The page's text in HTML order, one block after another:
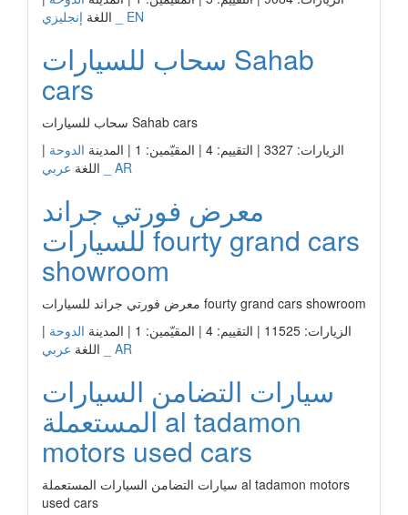
اللغة إنجليزي _ EN
سحاب للسيارات Sahab
cars
سحاب للسيارات Sahab cars
الزيارات: 3327 | التقييم: 4 | المقيّمين: 1 | المدينة
الدوحة |
اللغة عربي _ AR
معرض فورتي جراند
للسيارات fourty grand cars
showroom
معرض فورتي جراند للسيارات fourty grand cars showroom
الزيارات: 11525 | التقييم: 4 | المقيّمين: 1 | المدينة
الدوحة |
اللغة عربي _ AR
سيارات التضامن السيارات
المستعملة al tadamon
motors used cars
سيارات التضامن السيارات المستعملة al tadamon motors
used cars